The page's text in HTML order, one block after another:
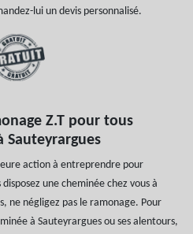
lui un devis personnalisé.
Z.T pour tous
Sauteyrargues
action à entreprendre pour
une cheminée chez vous à
ne négligez pas le ramonage. Pour
à Sauteyrargues ou ses alentours,